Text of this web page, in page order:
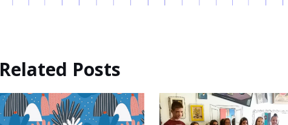
Related Posts